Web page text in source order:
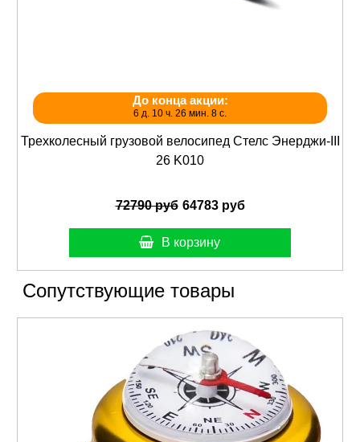
До конца акции:
6 д. 10 ч. 26 мин. 6 с.
Трехколесный грузовой велосипед Стелс Энерджи-III
26 K010
72790 руб 64783 руб
В корзину
Сопутствующие товары